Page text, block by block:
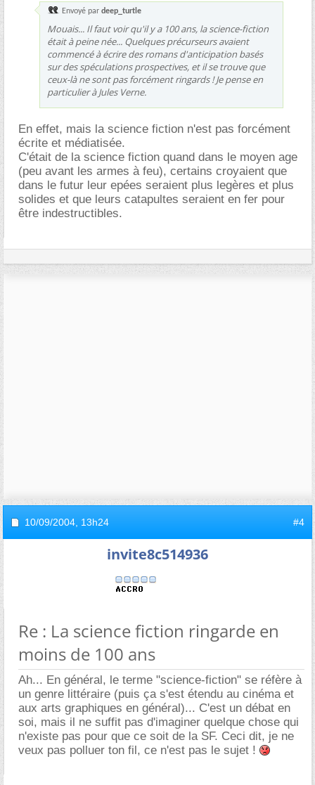
Envoyé par deep_turtle
Mouais... Il faut voir qu'il y a 100 ans, la science-fiction
était à peine née... Quelques précurseurs avaient
commencé à écrire des romans d'anticipation basés
sur des spéculations prospectives, et il se trouve que
ceux-là ne sont pas forcément ringards ! Je pense en
particulier à Jules Verne.
En effet, mais la science fiction n'est pas forcément
écrite et médiatisée.
C'était de la science fiction quand dans le moyen age
(peu avant les armes à feu), certains croyaient que
dans le futur leur epées seraient plus legères et plus
solides et que leurs catapultes seraient en fer pour
être indestructibles.
10/09/2004, 13h24 #4
invite8c514936
Re : La science fiction ringarde en
moins de 100 ans
Ah... En général, le terme "science-fiction" se réfère à
un genre littéraire (puis ça s'est étendu au cinéma et
aux arts graphiques en général)... C'est un débat en
soi, mais il ne suffit pas d'imaginer quelque chose qui
n'existe pas pour que ce soit de la SF. Ceci dit, je ne
veux pas polluer ton fil, ce n'est pas le sujet !